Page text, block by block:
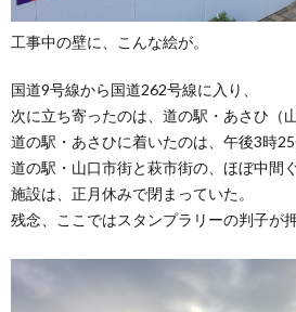
工事中の壁に、こんな絵が。
国道9号線から国道262号線に入り、
次に立ち寄ったのは、道の駅・あさひ（
道の駅・あさひに着いたのは、午後3時
道の駅・山口市街と萩市街の、ほぼ中間
施設は、正月休みで閉まっていた。
残念、ここではスタンプラリーの判子が